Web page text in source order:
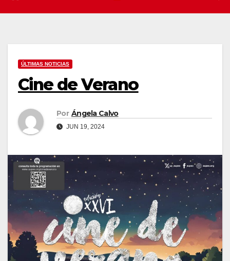
ÚLTIMAS NOTICIAS
Cine de Verano
Por Ángela Calvo
JUN 19, 2024